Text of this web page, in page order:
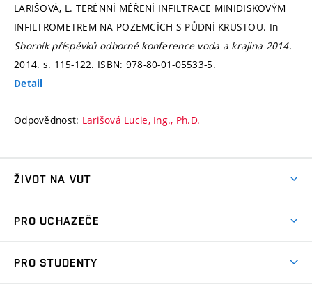
LARIŠOVÁ, L. TERÉNNÍ MĚŘENÍ INFILTRACE MINIDISKOVÝM
INFILTROMETREM NA POZEMCÍCH S PŮDNÍ KRUSTOU. In
Sborník příspěvků odborné konference voda a krajina 2014.
2014. s. 115-122. ISBN: 978-80-01-05533-5.
Detail
Odpovědnost: Larišová Lucie, Ing., Ph.D.
ŽIVOT NA VUT
Koleje
PRO UCHAZEČE
PRO STUDENTY